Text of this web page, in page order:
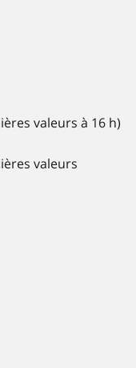
valeurs à 16 h)
valeurs